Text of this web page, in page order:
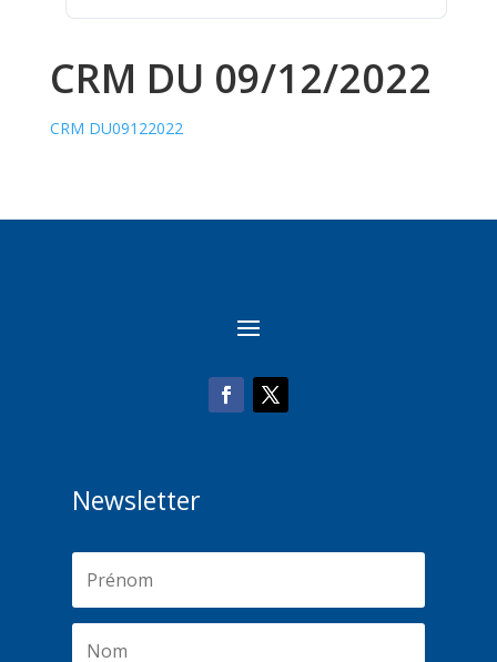
CRM DU 09/12/2022
CRM DU09122022
Newsletter